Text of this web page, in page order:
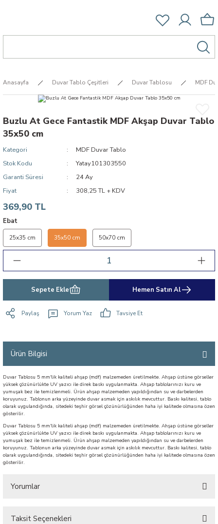
Anasayfa Duvar Tablo Çeşitleri Duvar Tablosu MDF
Buzlu At Gece Fantastik MDF Akşap Duvar Tablo
35x50 cm
Kategori
MDF Duvar Tablo
Stok Kodu
Yatay101303550
Garanti Süresi
24 Ay
Fiyat
308,25 TL + KDV
369,90 TL
Ebat
25x35 cm 35x50 cm 50x70 cm
Sepete Ekle Hemen Satın Al
Paylaş Yorum Yaz Tavsiye Et
Ürün Bilgisi
Duvar Tablosu 5 mm'lik kaliteli ahşap (mdf) malzemeden üretilmekte. Ahşap üstüne görseller
yüksek çözünürlükte UV yazıcı ile direk baskı uygulanmakta. Ahşap tablolarınızı kuru ve
yumuşak bez ile temizlenmeli. Ürün ahşap malzemeden yapıldığından su ve darbelerden
koruyunuz. Tablonun arka yüzeyinde duvar asmak için askılık mevcuttur. Baskı kalitesi, tablo
olarak uygulandığında, sitedeki teşhir görsel çözünürlüğünden haha iyi kalitede olmasına özen
gösterilir.
Duvar Tablosu 5 mm'lik kaliteli ahşap (mdf) malzemeden üretilmekte. Ahşap üstüne görseller
yüksek çözünürlükte UV yazıcı ile direk baskı uygulanmakta. Ahşap tablolarınızı kuru ve
yumuşak bez ile temizlenmeli. Ürün ahşap malzemeden yapıldığından su ve darbelerden
koruyunuz. Tablonun arka yüzeyinde duvar asmak için askılık mevcuttur. Baskı kalitesi, tablo
olarak uygulandığında, sitedeki teşhir görsel çözünürlüğünden haha iyi kalitede olmasına özen
gösterilir.
Yorumlar
Taksit Seçenekleri